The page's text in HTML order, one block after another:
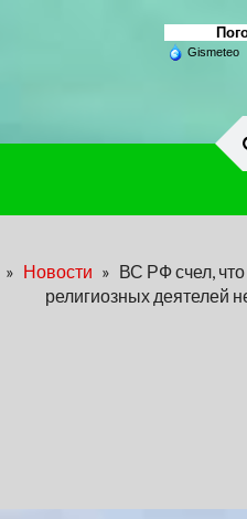
Gismeteo
» Новости » ВС РФ счел, что
религиозных деятелей